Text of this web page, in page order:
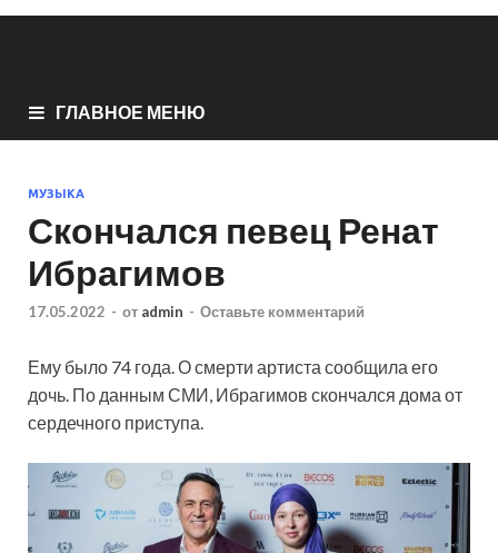
ГЛАВНОЕ МЕНЮ
МУЗЫКА
Скончался певец Ренат
Ибрагимов
17.05.2022 - от admin - Оставьте комментарий
Ему было 74 года. О смерти артиста сообщила его
дочь. По данным СМИ, Ибрагимов скончался дома от
сердечного приступа.